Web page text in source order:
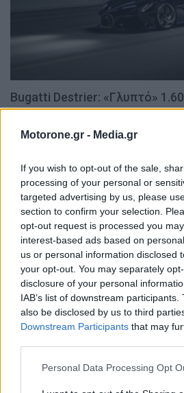
Motorone.gr - Media.gr
If you wish to opt-out of the sale,
processing of your personal or
targeted advertising by us, please
section to confirm your selection.
opt-out request is processed you
interest-based ads based on
us or personal information disclosed
your opt-out. You may separately
disclosure of your personal
IAB’s list of downstream
also be disclosed by us to third
Downstream Participants that may
Personal Data Processing Opt
Bugatti Destrier: «Γλυπτό»
Ο Alain Favey αποκλειστικά
MotorOne: «Δεν θα υπάρξει
PHIL MCNAMARA | AUTO EXPRESS 7.8.2026